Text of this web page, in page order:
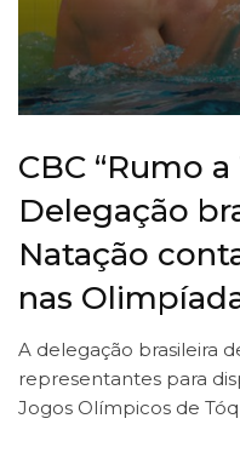
CBC “Rumo
Delegação
Natação
nas
A delegação brasileira
representantes para
Jogos Olímpicos de